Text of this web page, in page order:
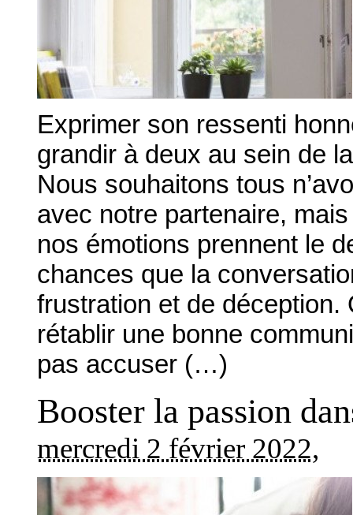
Exprimer son ressenti
grandir à deux au sein de
Nous souhaitons tous
avec notre partenaire,
nos émotions prennent le
chances que la
frustration et de
rétablir une bonne
pas accuser (…)
Booster la passion
mercredi 2 février 2022,